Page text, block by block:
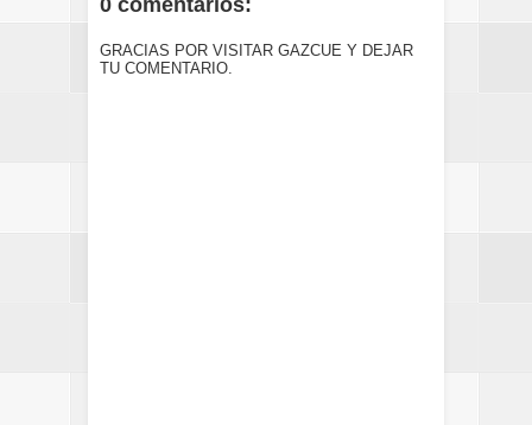
0 comentarios:
GRACIAS POR VISITAR GAZCUE Y DEJAR
TU COMENTARIO.